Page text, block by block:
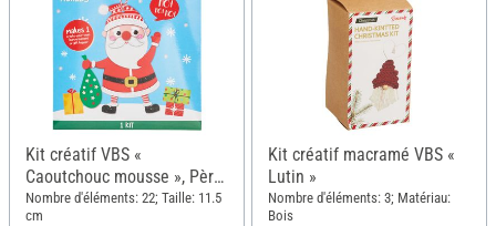
Kit créatif VBS «
Caoutchouc mousse », Père
Noël
Nombre d'éléments: 22; Taille: 11.5
cm
Kit créatif macramé VBS «
Lutin »
Nombre d'éléments: 3; Matériau:
Bois